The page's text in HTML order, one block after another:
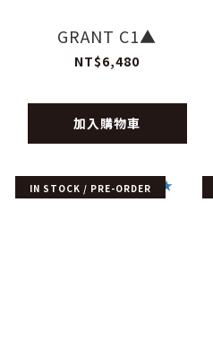
GRANT C1▲
NT$6,480
加入購物車
IN STOCK / PRE-ORDER